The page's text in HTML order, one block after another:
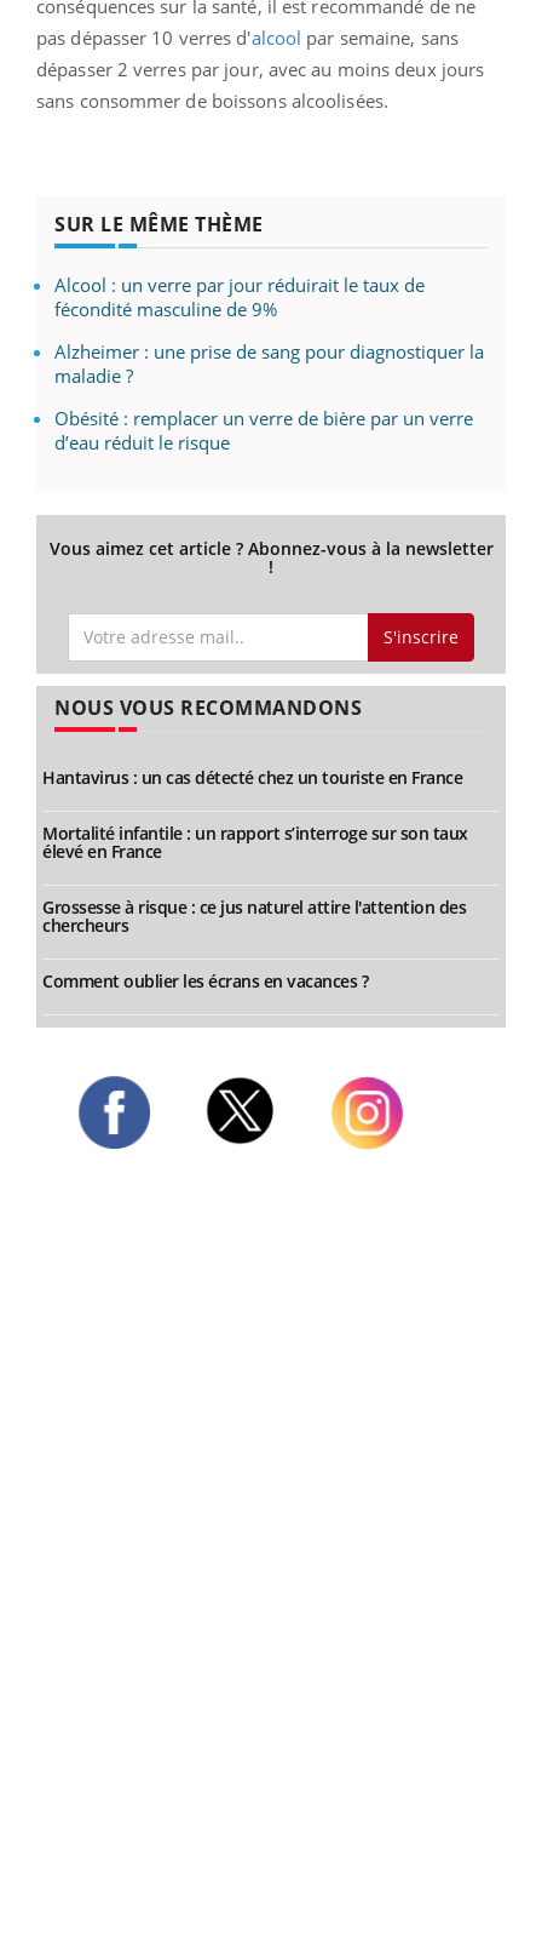
conséquences sur la santé, il est recommandé de ne
pas dépasser 10 verres d'alcool par semaine, sans
dépasser 2 verres par jour, avec au moins deux jours
sans consommer de boissons alcoolisées.
SUR LE MÊME THÈME
Alcool : un verre par jour réduirait le taux de
fécondité masculine de 9%
Alzheimer : une prise de sang pour diagnostiquer la
maladie ?
Obésité : remplacer un verre de bière par un verre
d’eau réduit le risque
Vous aimez cet article ? Abonnez-vous à la newsletter
!
S'inscrire
NOUS VOUS RECOMMANDONS
Hantavirus : un cas détecté chez un touriste en France
Mortalité infantile : un rapport s’interroge sur son taux
élevé en France
Grossesse à risque : ce jus naturel attire l'attention des
chercheurs
Comment oublier les écrans en vacances ?